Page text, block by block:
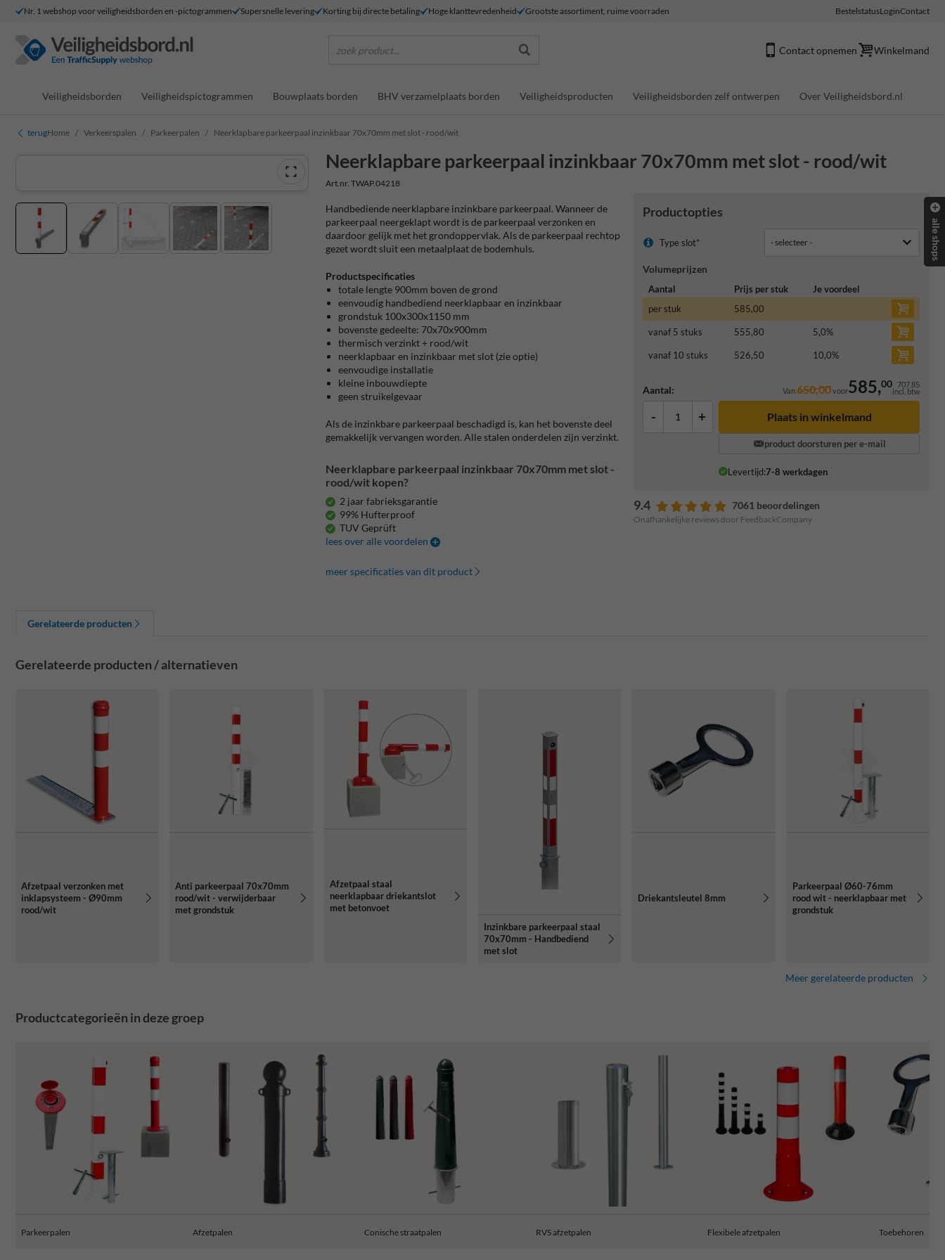
Nr. 1 webshop voor veiligheidsborden en -pictogrammen Supersnelle levering Korting bij directe betaling Hoge klanttevredenheid Grootste assortiment, ruime voorraden BestelstatusLoginContact
zoek product... Contact opnemen Winkelmand
Veiligheidsborden Veiligheidspictogrammen Bouwplaats borden BHV verzamelplaats borden Veiligheidsproducten Veiligheidsborden zelf ontwerpen Over Veiligheidsbord.nl
terugHome Verkeerspalen Parkeerpalen Neerklapbare parkeerpaal inzinkbaar 70x70mm met slot - rood/wit
Neerklapbare parkeerpaal inzinkbaar 70x70mm met slot - rood/wit
Art.nr. TWAP.04218
Productopties
Type slot*
Volumeprijzen
Aantal Prijs per stuk
Je voordeel
per stuk
585,00
vanaf 5 stuks 555,80 5,0%
vanaf 10 stuks 526,50 10,0%
Aantal: Van650,00voor585,00 707,85
incl. btw
- + Plaats in winkelmand
product doorsturen per e-mail
Levertijd:7-8 werkdagen
9.4 7061 beoordelingen
Onafhankelijke reviews door FeedbackCompany
Handbediende neerklapbare inzinkbare parkeerpaal. Wanneer de
parkeerpaal neergeklapt wordt is de parkeerpaal verzonken en
daardoor gelijk met het grondoppervlak. Als de parkeerpaal rechtop
gezet wordt sluit een metaalplaat de bodemhuls.
Productspecificaties
totale lengte 900mm boven de grond
eenvoudig handbediend neerklapbaar en inzinkbaar
grondstuk 100x300x1150 mm
bovenste gedeelte: 70x70x900mm
thermisch verzinkt + rood/wit
neerklapbaar en inzinkbaar met slot (zie optie)
eenvoudige installatie
kleine inbouwdiepte
geen struikelgevaar
Als de inzinkbare parkeerpaal beschadigd is, kan het bovenste deel
gemakkelijk vervangen worden. Alle stalen onderdelen zijn verzinkt.
Neerklapbare parkeerpaal inzinkbaar 70x70mm met slot -
rood/wit kopen?
2 jaar fabrieksgarantie
99% Hufterproof
TUV Geprüft
lees over alle voordelen
meer specificaties van dit product
Gerelateerde producten
Gerelateerde producten / alternatieven
Afzetpaal verzonken met
inklapsysteem - Ø90mm
rood/wit
Anti parkeerpaal 70x70mm
rood/wit - verwijderbaar
met grondstuk
Afzetpaal staal
neerklapbaar driekantslot
met betonvoet
Inzinkbare parkeerpaal staal
70x70mm - Handbediend
met slot
Driekantsleutel 8mm
Parkeerpaal Ø60-76mm
rood wit - neerklapbaar met
grondstuk
Meer gerelateerde producten
Productcategorieën in deze groep
Parkeerpalen Afzetpalen Conische straatpalen RVS afzetpalen Flexibele afzetpalen Toebehoren
alle shops